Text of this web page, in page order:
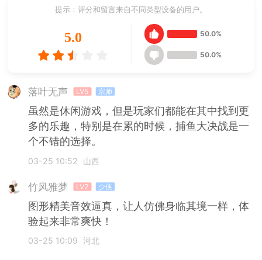
提示：评分和留言来自不同类型设备的用户。
5.0 50.0%
50.0%
落叶无声 LV5 宗师
虽然是休闲游戏，但是玩家们都能在其中找到更
多的乐趣，特别是在累的时候，捕鱼大决战是一
个不错的选择。
03-25 10:52 山西
竹风雅梦 LV2 少侠
图形精美音效逼真，让人仿佛身临其境一样，体
验起来非常爽快！
03-25 10:09 河北